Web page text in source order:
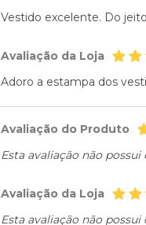
Vestido excelente. Do
Avaliação da Loja
Adoro a estampa dos
Avaliação do Produto
Esta avaliação não
Avaliação da Loja
Esta avaliação não